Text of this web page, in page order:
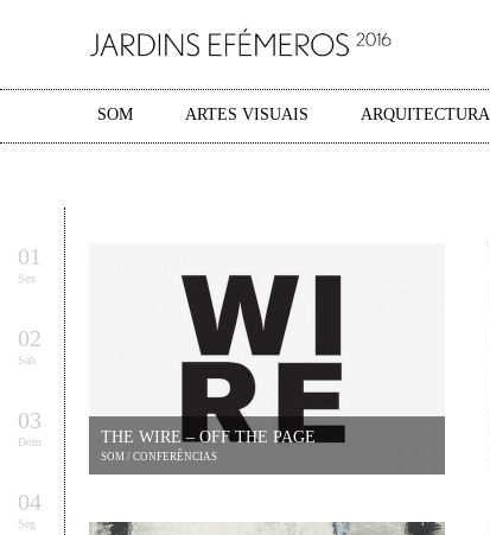
SOM ARTES VISUAIS ARQUITECTURA
01
Sex
02
Sab
03
Dom
04
Seg
THE WIRE – OFF THE PAGE
SOM / CONFERÊNCIAS